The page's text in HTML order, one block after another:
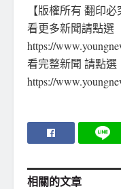
【版權所有 翻印
看更多新聞請點選
https://
看完整新聞 請點
https://
相關的文章